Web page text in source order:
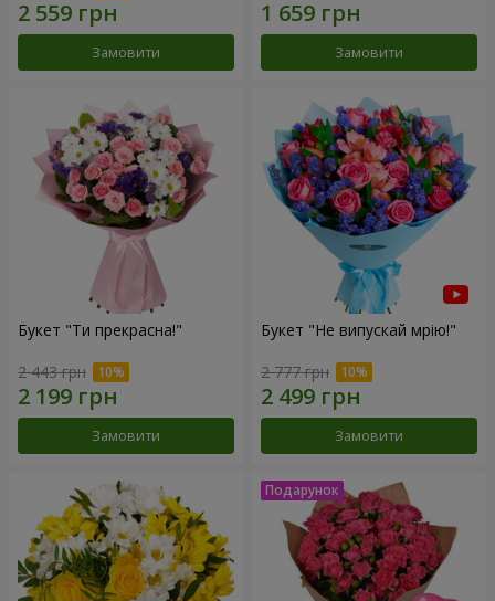
Замовити Замовити
Букет "Ти прекрасна!"
2 443 грн
Замовити
Букет "Не випускай мрію!"
2 777 грн
Замовити